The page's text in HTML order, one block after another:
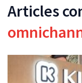
Articles